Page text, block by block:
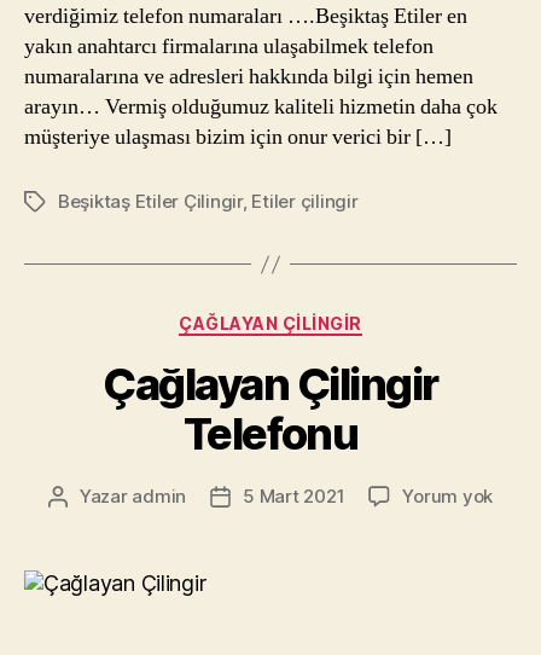
verdiğimiz telefon numaraları ….Beşiktaş Etiler en
yakın anahtarcı firmalarına ulaşabilmek telefon
numaralarına ve adresleri hakkında bilgi için hemen
arayın… Vermiş olduğumuz kaliteli hizmetin daha çok
müşteriye ulaşması bizim için onur verici bir […]
EtiketlerBeşiktaş Etiler Çilingir, Etiler çilingir
Kategoriler
ÇAĞLAYAN ÇILINGIR
Çağlayan Çilingir
Telefonu
Yazının
Yazar admin
Yazı5 Mart 2021 Yorum yok